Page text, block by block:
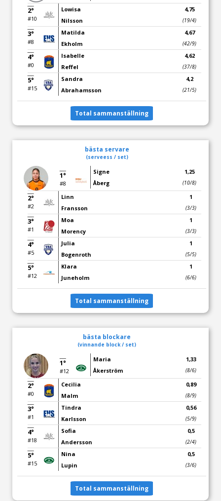
2°
#10
Lowisa
Nilsson
4,75
(19/4)
3°
#8
Matilda
Ekholm
4,67
(42/9)
4°
#0
Isabelle
Reffel
4,62
(37/8)
5°
#15
Sandra
Abrahamsson
4,2
(21/5)
Total sammanställning
bästa servare
(serveess / set)
1°
#8
Signe
Åberg
1,25
(10/8)
2°
#2
Linn
Fransson
1
(3/3)
3°
#1
Moa
Morency
1
(3/3)
4°
#5
Julia
Bogenroth
1
(5/5)
5°
#12
Klara
Juneholm
1
(6/6)
Total sammanställning
bästa blockare
(vinnande block / set)
1°
#12
Maria
Åkerström
1,33
(8/6)
2°
#0
Cecilia
Malm
0,89
(8/9)
3°
#1
Tindra
Karlsson
0,56
(5/9)
4°
#18
Sofia
Andersson
0,5
(2/4)
5°
#15
Nina
Lupin
0,5
(3/6)
Total sammanställning